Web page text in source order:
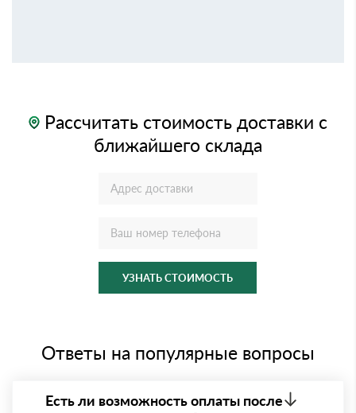
Рассчитать стоимость доставки с
ближайшего склада
УЗНАТЬ СТОИМОСТЬ
Ответы на популярные вопросы
Есть ли возможность оплаты после